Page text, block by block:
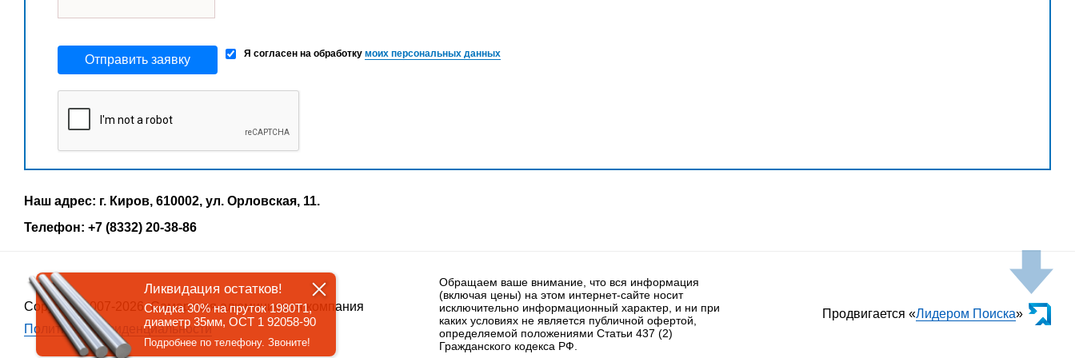
Отправить заявку Я согласен на обработку моих персональных данных
Наш адрес: г. Киров, 610002, ул. Орловская, 11.
Телефон: +7 (8332) 20-38-86
Copyrigth 2007-2026, Самарская алюминиевая компания
Политика конфиденциальности
Обращаем ваше внимание, что вся информация
(включая цены) на этом интернет-сайте носит
исключительно информационный характер, и ни при
каких условиях не является публичной офертой,
определяемой положениями Статьи 437 (2)
Гражданского кодекса РФ.
Продвигается «Лидером Поиска»
Ликвидация остатков!
Скидка 30% на пруток 1980Т1,
диаметр 35мм, ОСТ 1 92058-90
Подробнее по телефону. Звоните!